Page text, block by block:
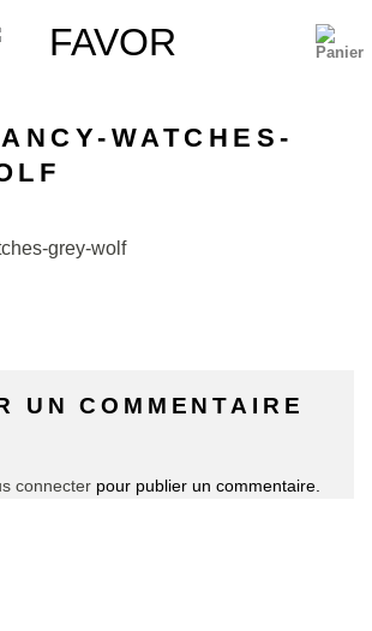
WATCHES-
UN COMMENTAIRE
connecter pour publier un commentaire.